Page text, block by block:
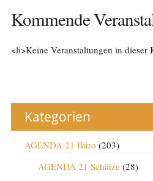
Kommende
<li>Keine Veranstaltungen in dieser
Kategorien
AGENDA 21 Büro (203)
AGENDA 21 Schätze(28)